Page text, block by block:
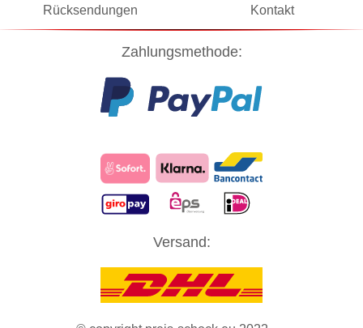
zu Ihren Rechten als Benutzer finden Sie in unserer
Cookies zu akzeptieren und direkt unsere Website besuchen zu
ZUSTIMMUNG
Rücksendungen Kontakt
Zahlungsmethode:
Versand: